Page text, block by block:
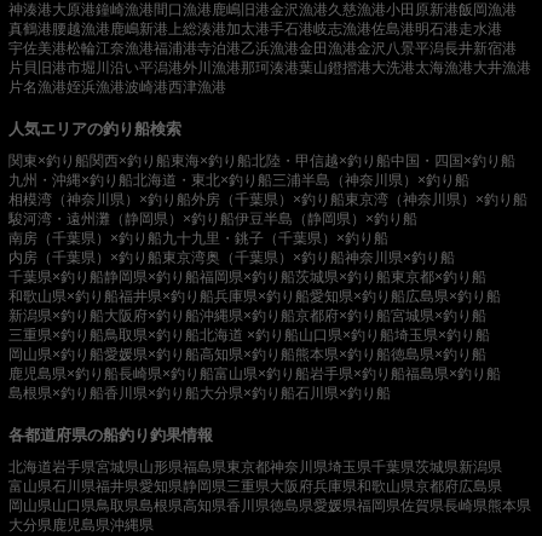
神湊港大原港鐘崎漁港 間口漁港鹿嶋旧港金沢漁港久慈漁港小田原新港飯岡漁港
真鶴港 腰越漁港鹿嶋新港 上総湊港加太港手石港岐志漁港佐島港明石港走水港
宇佐美港松輪江奈漁港福浦港寺泊港乙浜漁港金田漁港金沢八景平潟長井新宿港
片貝旧港市堀川沿い平潟港外川漁港那珂湊港葉山鐙摺港大洗港太海漁港大井漁港
片名漁港姪浜漁港波崎港西津漁港
人気エリアの釣り船検索
関東×釣り船関西×釣り船東海×釣り船北陸・甲信越×釣り船中国・四国×釣り船
九州・沖縄×釣り船北海道・東北×釣り船三浦半島（神奈川県）×釣り船
相模湾（神奈川県）×釣り船外房（千葉県）×釣り船東京湾（神奈川県）×釣り船
駿河湾・遠州灘（静岡県）×釣り船伊豆半島（静岡県）×釣り船
南房（千葉県）×釣り船九十九里・銚子（千葉県）×釣り船
内房（千葉県）×釣り船東京湾奥（千葉県）×釣り船神奈川県×釣り船
千葉県×釣り船静岡県×釣り船福岡県×釣り船茨城県×釣り船東京都×釣り船
和歌山県×釣り船福井県×釣り船兵庫県×釣り船愛知県×釣り船広島県×釣り船
新潟県×釣り船大阪府×釣り船沖縄県×釣り船京都府×釣り船宮城県×釣り船
三重県×釣り船鳥取県×釣り船北海道 ×釣り船山口県×釣り船埼玉県×釣り船
岡山県×釣り船愛媛県×釣り船高知県×釣り船熊本県×釣り船徳島県×釣り船
鹿児島県×釣り船長崎県×釣り船富山県×釣り船岩手県×釣り船福島県×釣り船
島根県×釣り船香川県×釣り船大分県×釣り船石川県×釣り船
各都道府県の船釣り釣果情報
北海道岩手県宮城県山形県福島県東京都神奈川県埼玉県千葉県茨城県新潟県
富山県石川県福井県愛知県静岡県三重県大阪府兵庫県和歌山県京都府広島県
岡山県山口県鳥取県島根県高知県香川県徳島県愛媛県福岡県佐賀県長崎県熊本県
大分県鹿児島県沖縄県